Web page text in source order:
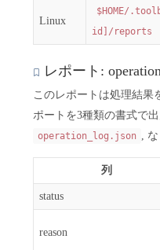
Linux
$HOME/
id]/reports
レポート:
このレポートは処理結果
ポートを3種類の書式で
operation_log.json ,
列
status
reason